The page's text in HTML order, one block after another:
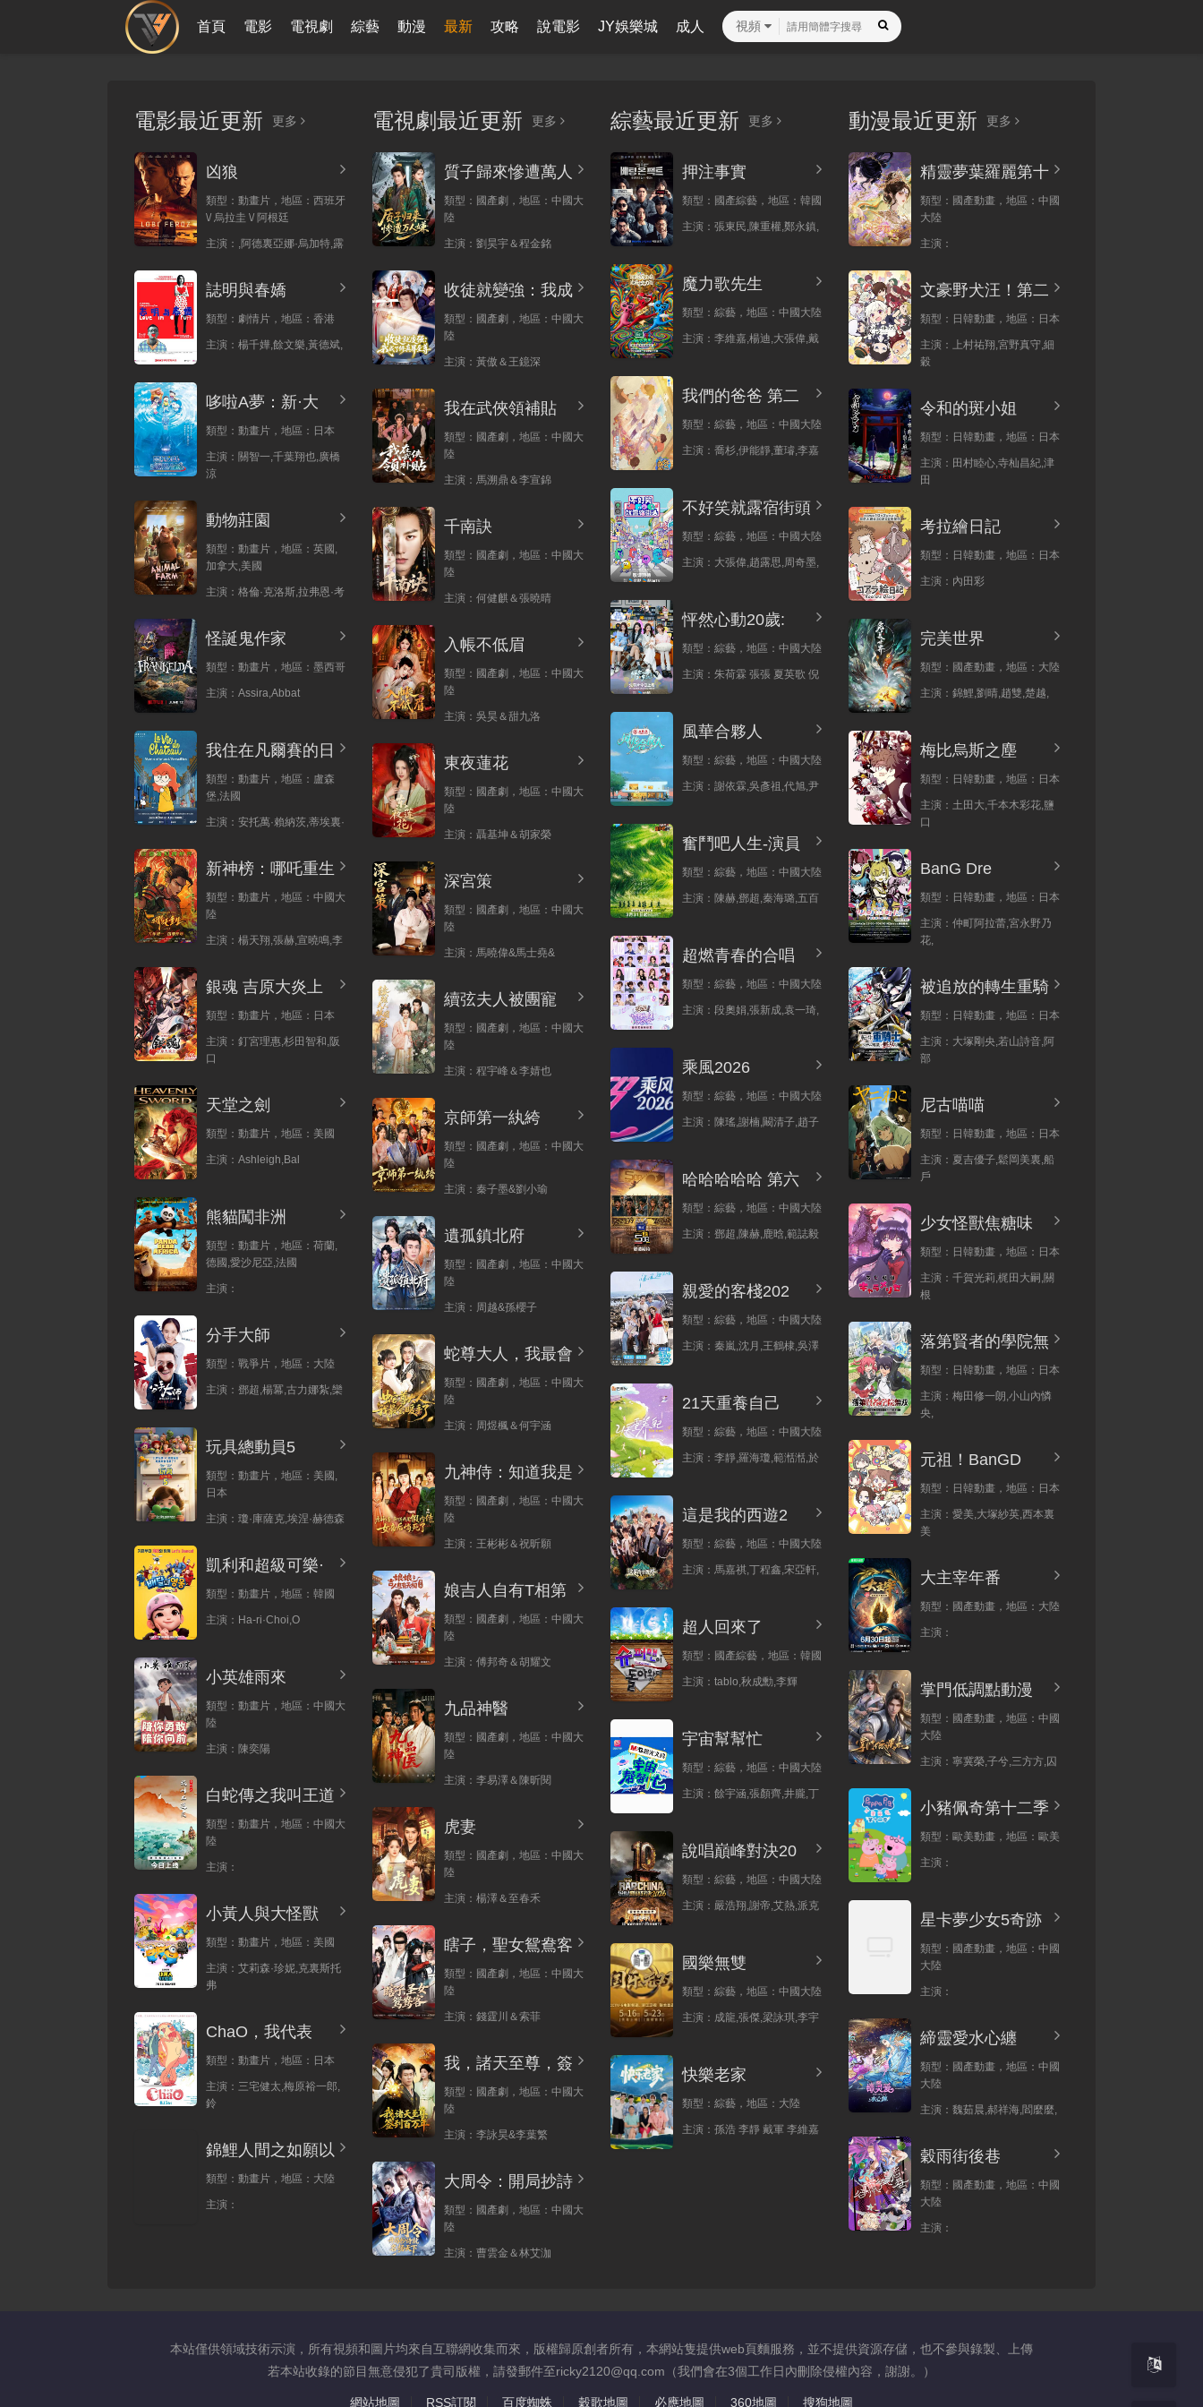
首頁 電影 電視劇 綜藝 動漫 最新 攻略 說電影 JY娛樂城 成人 視頻
電影最近更新 更多
凶狼
類型： 動畫片， 地區： 西班牙
\/ 烏拉圭 \/ 阿根廷
主演： ,阿德裏亞娜·烏加特,露
誌明與春嬌
類型： 劇情片， 地區： 香港
主演： 楊千嬅,餘文樂,黃德斌,
哆啦A夢：新·大
類型： 動畫片， 地區： 日本
主演： 關智一,千葉翔也,廣橋
涼
動物莊園
類型： 動畫片， 地區： 英國,
加拿大,美國
主演： 格倫·克洛斯,拉弗恩·考
怪誕鬼作家
類型： 動畫片， 地區： 墨西哥
主演： Assira,Abbat
我住在凡爾賽的日
類型： 動畫片， 地區： 盧森
堡,法國
主演： 安托萬·賴納茨,蒂埃裏·
新神榜：哪吒重生
類型： 動畫片， 地區： 中國大
陸
主演： 楊天翔,張赫,宣曉鳴,李
銀魂 吉原大炎上
類型： 動畫片， 地區： 日本
主演： 釘宮理惠,杉田智和,阪
口
天堂之劍
類型： 動畫片， 地區： 美國
主演： Ashleigh,Bal
熊貓闖非洲
類型： 動畫片， 地區： 荷蘭,
德國,愛沙尼亞,法國
主演：
分手大師
類型： 戰爭片， 地區： 大陸
主演： 鄧超,楊冪,古力娜紮,欒
玩具總動員5
類型： 動畫片， 地區： 美國,
日本
主演： 瓊·庫薩克,埃涅·赫德森
凱利和超級可樂·
類型： 動畫片， 地區： 韓國
主演： Ha-ri·Choi,O
小英雄雨來
類型： 動畫片， 地區： 中國大
陸
主演： 陳奕陽
白蛇傳之我叫王道
類型： 動畫片， 地區： 中國大
陸
主演：
小黃人與大怪獸
類型： 動畫片， 地區： 美國
主演： 艾莉森·珍妮,克裏斯托
弗
ChaO，我代表
類型： 動畫片， 地區： 日本
主演： 三宅健太,梅原裕一郎,
鈴
錦鯉人間之如願以
類型： 動畫片， 地區： 大陸
主演：
電視劇最近更新 更多
質子歸來慘遭萬人
類型： 國產劇， 地區： 中國大
陸
主演： 劉昊宇＆程金銘
收徒就變強：我成
類型： 國產劇， 地區： 中國大
陸
主演： 黃傲＆王鐿深
我在武俠領補貼
類型： 國產劇， 地區： 中國大
陸
主演： 馬溯鼎＆李宣錦
千南訣
類型： 國產劇， 地區： 中國大
陸
主演： 何健麒＆張曉晴
入帳不低眉
類型： 國產劇， 地區： 中國大
陸
主演： 吳昊＆甜九洛
東夜蓮花
類型： 國產劇， 地區： 中國大
陸
主演： 聶基坤＆胡家榮
深宮策
類型： 國產劇， 地區： 中國大
陸
主演： 馬曉偉&馬士堯&
續弦夫人被團寵
類型： 國產劇， 地區： 中國大
陸
主演： 程宇峰＆李婧也
京師第一紈絝
類型： 國產劇， 地區： 中國大
陸
主演： 秦子墨&劉小瑜
遺孤鎮北府
類型： 國產劇， 地區： 中國大
陸
主演： 周越&孫櫻子
蛇尊大人，我最會
類型： 國產劇， 地區： 中國大
陸
主演： 周煜楓＆何宇涵
九神侍：知道我是
類型： 國產劇， 地區： 中國大
陸
主演： 王彬彬＆祝昕願
娘吉人自有T相第
類型： 國產劇， 地區： 中國大
陸
主演： 傅邦奇＆胡耀文
九品神醫
類型： 國產劇， 地區： 中國大
陸
主演： 李易澤＆陳昕閱
虎妻
類型： 國產劇， 地區： 中國大
陸
主演： 楊澤＆至春禾
瞎子，聖女鴛鴦客
類型： 國產劇， 地區： 中國大
陸
主演： 錢霆川＆索菲
我，諸天至尊，簽
類型： 國產劇， 地區： 中國大
陸
主演： 李詠昊&李葉繁
大周令：開局抄詩
類型： 國產劇， 地區： 中國大
陸
主演： 曹雲金＆林艾泇
綜藝最近更新 更多
押注事實
類型： 國產綜藝， 地區： 韓國
主演： 張東民,陳重權,鄭永鎮,
魔力歌先生
類型： 綜藝， 地區： 中國大陸
主演： 李維嘉,楊迪,大張偉,戴
我們的爸爸 第二
類型： 綜藝， 地區： 中國大陸
主演： 喬杉,伊能靜,董璿,李嘉
不好笑就露宿街頭
類型： 綜藝， 地區： 中國大陸
主演： 大張偉,趙露思,周奇墨,
怦然心動20歲:
類型： 綜藝， 地區： 中國大陸
主演： 朱荷霖 張張 夏英歌 倪
風華合夥人
類型： 綜藝， 地區： 中國大陸
主演： 謝依霖,吳彥祖,代旭,尹
奮鬥吧人生-演員
類型： 綜藝， 地區： 中國大陸
主演： 陳赫,鄧超,秦海璐,五百
超燃青春的合唱
類型： 綜藝， 地區： 中國大陸
主演： 段奧娟,張新成,袁一琦,
乘風2026
類型： 綜藝， 地區： 中國大陸
主演： 陳瑤,謝楠,闞清子,趙子
哈哈哈哈哈 第六
類型： 綜藝， 地區： 中國大陸
主演： 鄧超,陳赫,鹿晗,範誌毅
親愛的客棧202
類型： 綜藝， 地區： 中國大陸
主演： 秦嵐,沈月,王鶴棣,吳澤
21天重養自己
類型： 綜藝， 地區： 中國大陸
主演： 李靜,羅海瓊,範湉湉,於
這是我的西遊2
類型： 綜藝， 地區： 中國大陸
主演： 馬嘉祺,丁程鑫,宋亞軒,
超人回來了
類型： 國產綜藝， 地區： 韓國
主演： tablo,秋成勳,李輝
宇宙幫幫忙
類型： 綜藝， 地區： 中國大陸
主演： 餘宇涵,張顏齊,井朧,丁
說唱巔峰對決20
類型： 綜藝， 地區： 中國大陸
主演： 嚴浩翔,謝帝,艾熱,派克
國樂無雙
類型： 綜藝， 地區： 中國大陸
主演： 成龍,張傑,梁詠琪,李宇
快樂老家
類型： 綜藝， 地區： 大陸
主演： 孫浩 李靜 戴軍 李維嘉
動漫最近更新 更多
精靈夢葉羅麗第十
類型： 國產動畫， 地區： 中國
大陸
主演：
文豪野犬汪！第二
類型： 日韓動畫， 地區： 日本
主演：
上村祐翔,宮野真守,細
穀
令和的斑小姐
類型： 日韓動畫， 地區： 日本
主演： 田村睦心,寺杣昌紀,津
田
考拉繪日記
類型： 日韓動畫， 地區： 日本
主演： 內田彩
完美世界
類型： 國產動畫， 地區： 大陸
主演： 錦鯉,劉晴,趙雙,楚越,
梅比烏斯之塵
類型： 日韓動畫， 地區： 日本
主演： 土田大,千本木彩花,鹽
口
BanG Dre
類型： 日韓動畫， 地區： 日本
主演： 仲町阿拉蕾,宮永野乃
花,
被追放的轉生重騎
類型： 日韓動畫， 地區： 日本
主演： 大塚剛央,若山詩音,阿
部
尼古喵喵
類型： 日韓動畫， 地區： 日本
主演： 夏吉優子,鬆岡美裏,船
戶
少女怪獸焦糖味
類型： 日韓動畫， 地區： 日本
主演： 千賀光莉,梶田大嗣,關
根
落第賢者的學院無
類型： 日韓動畫， 地區： 日本
主演： 梅田修一朗,小山內憐
央,
元祖！BanGD
類型： 日韓動畫， 地區： 日本
主演： 愛美,大塚紗英,西本裏
美
大主宰年番
類型： 國產動畫， 地區： 大陸
主演：
掌門低調點動漫
類型： 國產動畫， 地區： 中國
大陸
主演： 寧冀榮,子兮,三方方,囚
小豬佩奇第十二季
類型： 歐美動畫， 地區： 歐美
主演：
星卡夢少女5奇跡
類型： 國產動畫， 地區： 中國
大陸
主演：
締靈愛水心纏
類型： 國產動畫， 地區： 中國
大陸
主演： 魏茹晨,郝祥海,閻麼麼,
穀雨街後巷
類型： 國產動畫， 地區： 中國
大陸
主演：
本站僅供領域技術示演，所有視頻和圖片均來自互聯網收集而來，版權歸原創者所有，本網站隻提供web頁麵服務，並不提供資源存儲，也不參與錄製、上傳
若本站收錄的節目無意侵犯了貴司版權，請發郵件至ricky2120@qq.com（我們會在3個工作日內刪除侵權內容，謝謝。）
網站地圖 RSS訂閱 百度蜘蛛 穀歌地圖 必應地圖 360地圖 搜狗地圖